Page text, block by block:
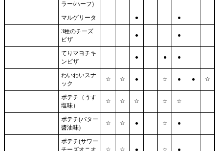
ラー/ハーフ)
マルゲリータ
●
●
3種のチーズ
ピザ
● ●
てりマヨチキ
ンピザ
● ● ●
わいわいスナ
ック
☆ ☆ ● ☆ ● ● ☆
ポテチ（うす
塩味）
☆ ☆ ☆ ☆ ☆
ポテチ(バター
醬油味)
☆ ☆ ● ☆ ●
ポテチ(サワー
チーズオニオ
☆ ☆ ● ☆ ●